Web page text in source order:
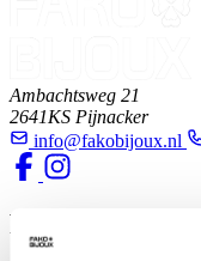
Ambachtsweg 21
2641KS Pijnacker
info@fakobijoux.nl
Klantenservice